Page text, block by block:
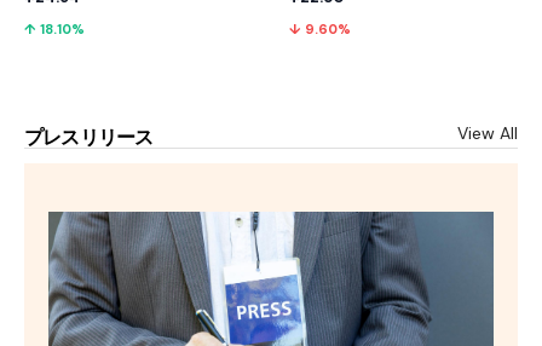
↑ 18.10% ↓ 9.60%
プレスリリース View All